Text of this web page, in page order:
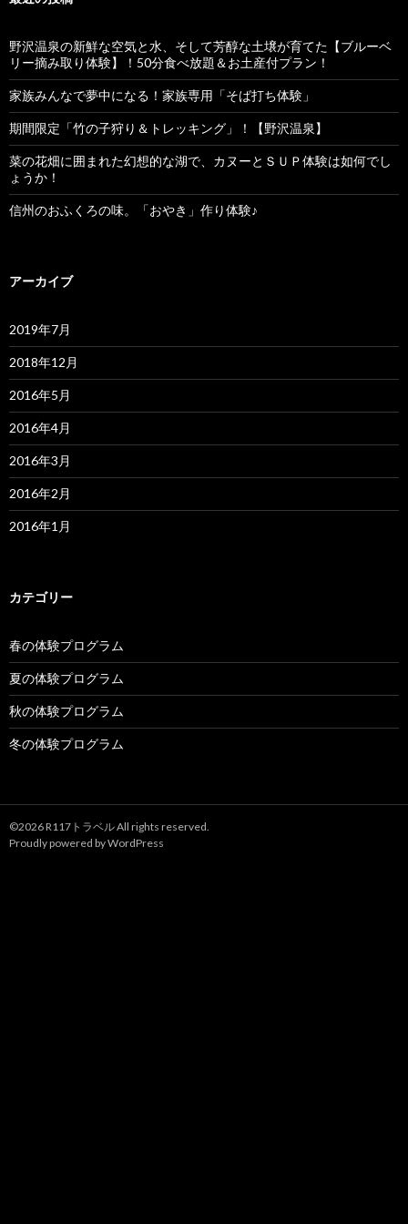
野沢温泉の新鮮な空気と水、そして芳醇な土壌が育てた【ブルーベ
リー摘み取り体験】！50分食べ放題＆お土産付プラン！
家族みんなで夢中になる！家族専用「そば打ち体験」
期間限定「竹の子狩り＆トレッキング」！【野沢温泉】
菜の花畑に囲まれた幻想的な湖で、カヌーとＳＵＰ体験は如何でし
ょうか！
信州のおふくろの味。「おやき」作り体験♪
アーカイブ
2019年7月
2018年12月
2016年5月
2016年4月
2016年3月
2016年2月
2016年1月
カテゴリー
春の体験プログラム
夏の体験プログラム
秋の体験プログラム
冬の体験プログラム
©2026R117トラベルAll rights reserved.
Proudly powered by WordPress